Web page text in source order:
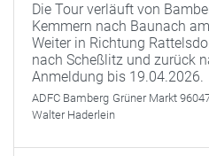
Die Tour verläuft von
Kemmern nach Baunach
Weiter in Richtung
nach Scheßlitz und zurück
Anmeldung bis 19.04.2026.
ADFC Bamberg Grüner Markt
Walter Haderlein